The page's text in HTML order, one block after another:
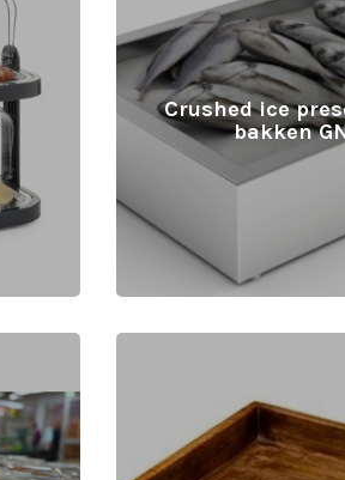
Crushed ice
bakken